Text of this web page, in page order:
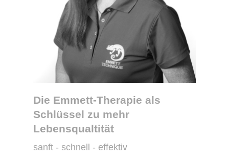
Die Emmett-Therapie als
Schlüssel zu mehr
Lebensqualtität
sanft - schnell - effektiv